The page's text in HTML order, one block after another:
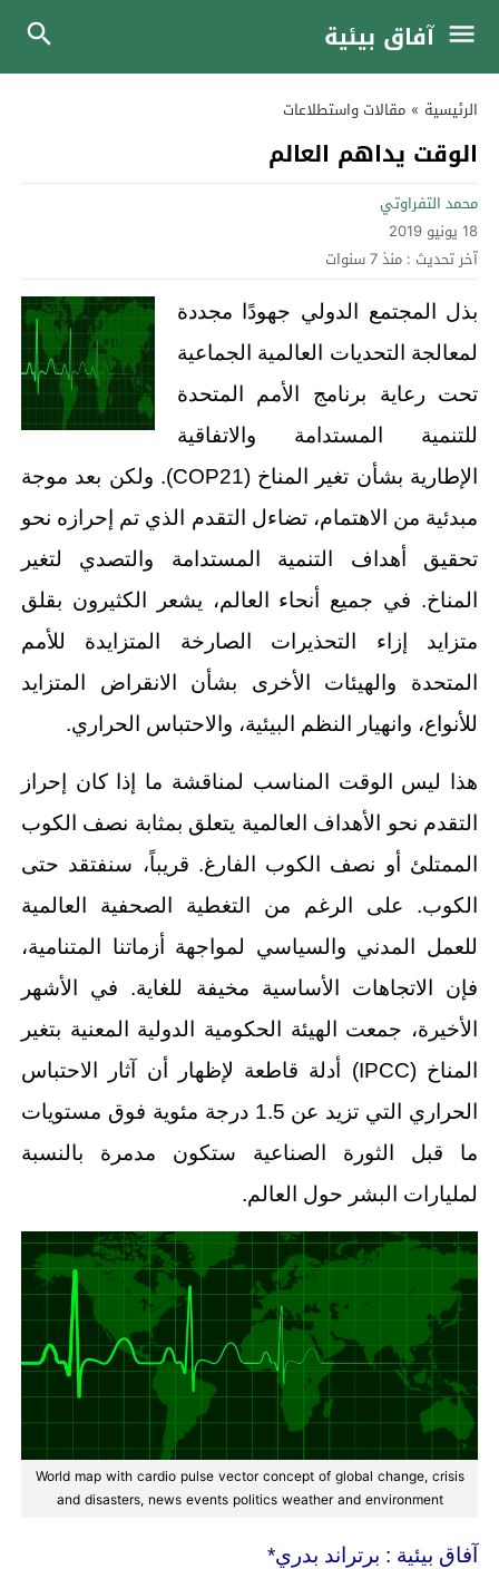
آفاق بيئية
الرئيسية » مقالات واستطلاعات
الوقت يداهم العالم
محمد التفراوتي
18 يونيو 2019
آخر تحديث : منذ 7 سنوات
بذل المجتمع الدولي جهودًا مجددة
لمعالجة التحديات العالمية الجماعية
تحت رعاية برنامج الأمم المتحدة
للتنمية المستدامة والاتفاقية
الإطارية بشأن تغير المناخ (COP21). ولكن بعد موجة
مبدئية من الاهتمام، تضاءل التقدم الذي تم إحرازه نحو
تحقيق أهداف التنمية المستدامة والتصدي لتغير
المناخ. في جميع أنحاء العالم، يشعر الكثيرون بقلق
متزايد إزاء التحذيرات الصارخة المتزايدة للأمم
المتحدة والهيئات الأخرى بشأن الانقراض المتزايد
للأنواع، وانهيار النظم البيئية، والاحتباس الحراري.
هذا ليس الوقت المناسب لمناقشة ما إذا كان إحراز
التقدم نحو الأهداف العالمية يتعلق بمثابة نصف الكوب
الممتلئ أو نصف الكوب الفارغ. قريباً، سنفتقد حتى
الكوب. على الرغم من التغطية الصحفية العالمية
للعمل المدني والسياسي لمواجهة أزماتنا المتنامية،
فإن الاتجاهات الأساسية مخيفة للغاية. في الأشهر
الأخيرة، جمعت الهيئة الحكومية الدولية المعنية بتغير
المناخ (IPCC) أدلة قاطعة لإظهار أن آثار الاحتباس
الحراري التي تزيد عن 1.5 درجة مئوية فوق مستويات
ما قبل الثورة الصناعية ستكون مدمرة بالنسبة
لمليارات البشر حول العالم.
World map with cardio pulse vector concept of global change, crisis
and disasters, news events politics weather and environment
آفاق بيئية : برتراند بدري*